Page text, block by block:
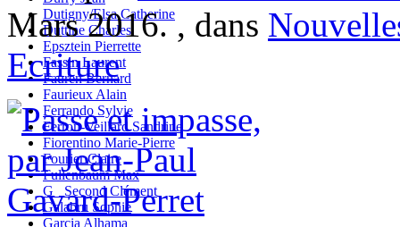
Dutigny/Elsa Catherine
Duttine Charles
Epsztein Pierrette
Fassin Laurent
Fauren Bernard
Faurieux Alain
Ferrando Sylvie
Ferron-Veillard Sandrine
Fiorentino Marie-Pierre
Fourier Claire
Fullenbaum Max
G_ Second Clément
Galabru Sophie
Garcia Alhama
Mars 2016. , dans
Ecriture